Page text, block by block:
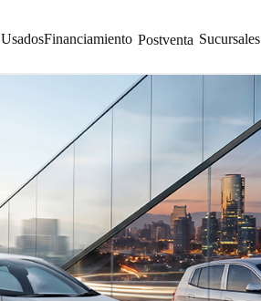
UsadosFinanciamiento Postventa Sucursales